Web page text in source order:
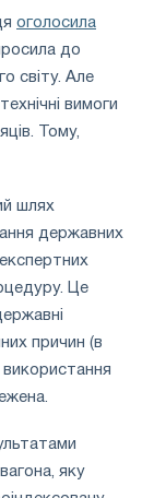
оголосила
до
світу. Але
вимоги
Тому,
шлях
державних
Це
причин (в
яку